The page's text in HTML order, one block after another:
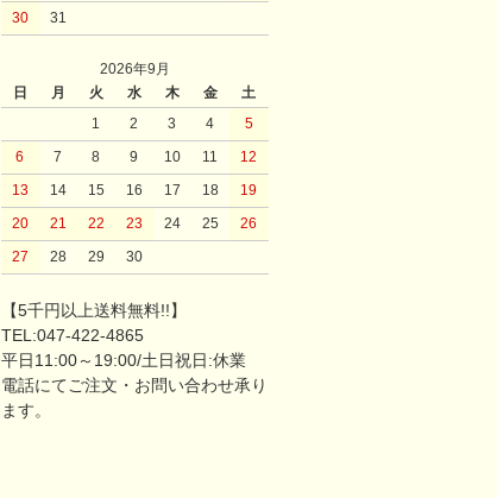
30
31
2026年9月
日
月 火 水 木 金
土
1
2 3 4
5
6
7 8 9 10 11
12
13
14 15 16 17 18
19
20
21 22 23 24 25
26
27
28 29 30
【5千円以上送料無料!!】
TEL:047-422-4865
平日11:00～19:00/土日祝日:休業
電話にてご注文・お問い合わせ承り
ます。